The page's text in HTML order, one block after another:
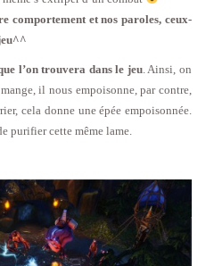
comportement et nos paroles, ceux-
l’on trouvera dans le jeu. Ainsi, on
il nous empoisonne, par contre,
cela donne une épée empoisonnée.
purifier cette même lame.